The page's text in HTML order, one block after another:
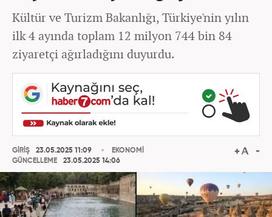
Kültür ve Turizm Bakanlığı, Türkiye'nin yılın
ilk 4 ayında toplam 12 milyon 744 bin 84
ziyaretçi ağırladığını duyurdu.
GİRİŞ
23.05.2025 11:09
GÜNCELLEME
23.05.2025 14:06
EKONOMİ